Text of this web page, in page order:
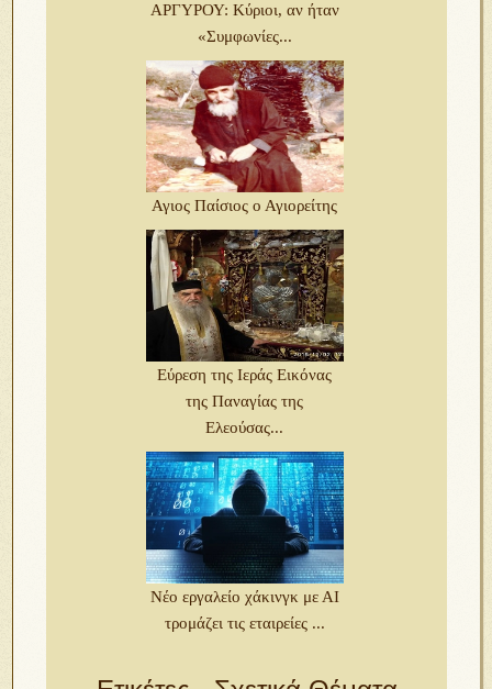
ΑΡΓΥΡΟΥ: Κύριοι, αν ήταν
«Συμφωνίες...
Αγιος Παίσιος ο Αγιορείτης
Εύρεση της Ιεράς Εικόνας
της Παναγίας της
Ελεούσας...
Νέο εργαλείο χάκινγκ με ΑΙ
τρομάζει τις εταιρείες ...